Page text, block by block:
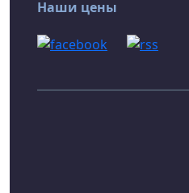
Наши цены